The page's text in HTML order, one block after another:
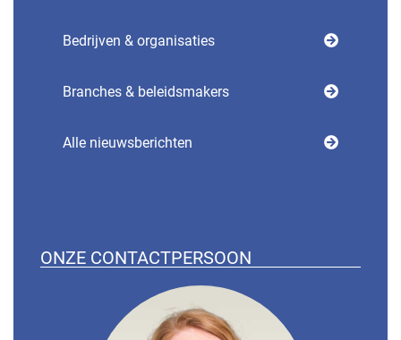
Bedrijven & organisaties
Branches & beleidsmakers
Alle nieuwsberichten
ONZE CONTACTPERSOON